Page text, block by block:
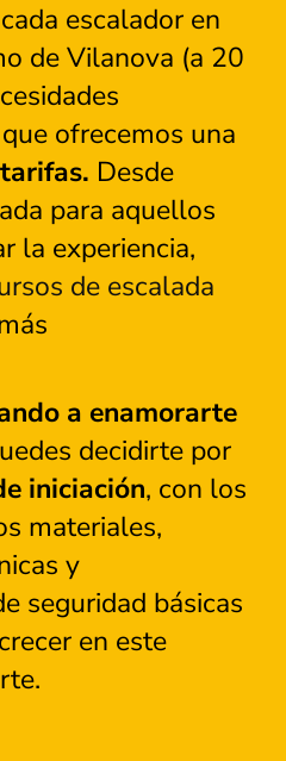
escalador en
de Vilanova (a 20
ofrecemos una
Desde
para aquellos
la experiencia,
de escalada
a enamorarte
decidirte por
iniciación, con los
materiales,
y
seguridad básicas
en este